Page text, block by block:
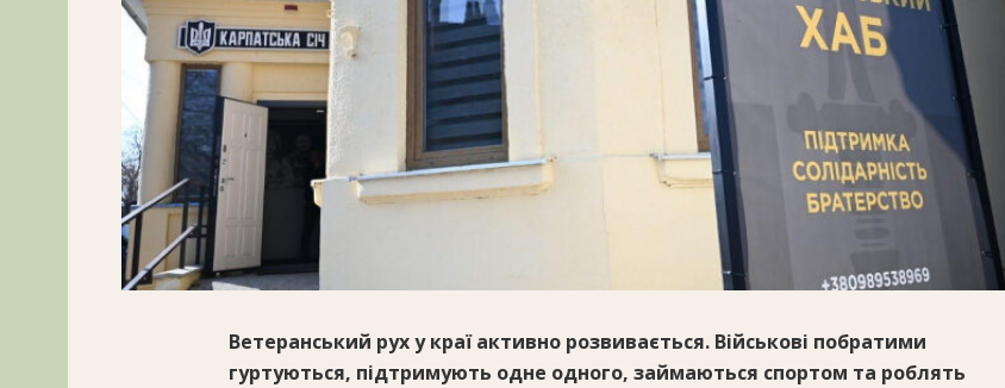
Ветеранський рух у краї активно розвивається. Військові побратими
гуртуються, підтримують одне одного, займаються спортом та роблять